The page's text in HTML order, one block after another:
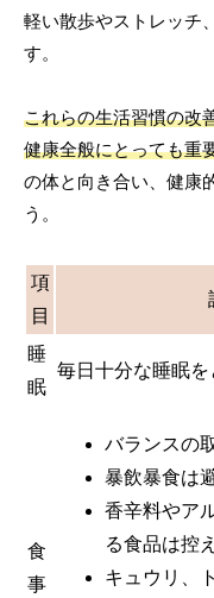
軽い散歩やストレッチ
す。
これらの生活習慣の改
健康全般にとっても重
の体と向き合い、健康
う。
項
目
睡
眠
毎日十分な睡眠を
食
事
バランスの
暴飲暴食は
香辛料やア
る食品は控
キュウリ、